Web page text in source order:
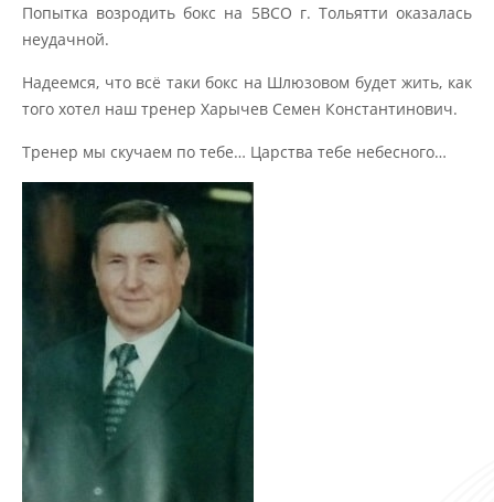
Попытка возродить бокс на 5ВСО г. Тольятти оказалась
неудачной.
Надеемся, что всё таки бокс на Шлюзовом будет жить, как
того хотел наш тренер Харычев Семен Константинович.
Тренер мы скучаем по тебе… Царства тебе небесного…